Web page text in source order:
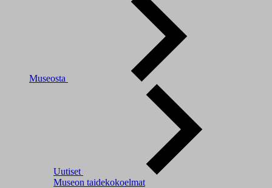
Museosta
Uutiset
Museon taidekokoelmat